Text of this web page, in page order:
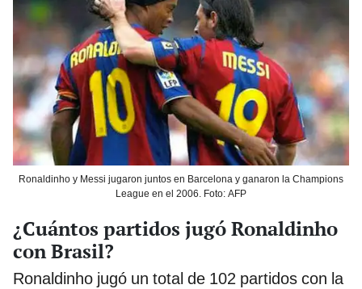
Ronaldinho y Messi jugaron juntos en Barcelona y ganaron la Champions
League en el 2006. Foto: AFP
¿Cuántos partidos jugó Ronaldinho
con Brasil?
Ronaldinho jugó un total de 102 partidos con la